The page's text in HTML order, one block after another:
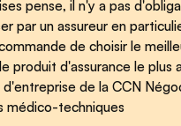
pense, il n'y a pas
par un assureur en
de choisir le
produit d'assurance le plus
d'entreprise de la CCN
médico-techniques